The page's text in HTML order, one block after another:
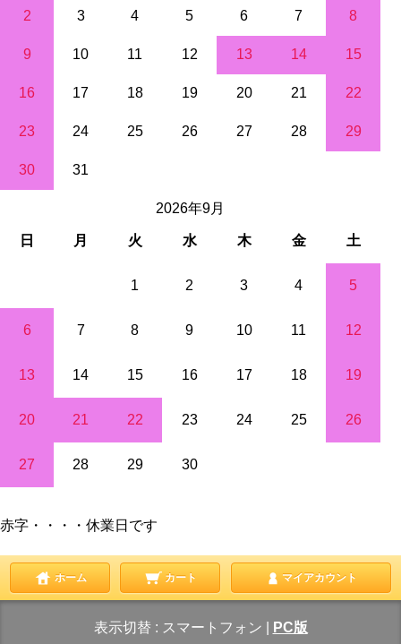
2 3 4 5 6 7 8
9 10 11 12 13 14 15
16 17 18 19 20 21 22
23 24 25 26 27 28 29
30 31
2026年9月
日 月 火 水 木 金 土
1 2 3 4 5
6 7 8 9 10 11 12
13 14 15 16 17 18 19
20 21 22 23 24 25 26
27 28 29 30
赤字・・・・休業日です
ホーム カート マイアカウント
表示切替 : スマートフォン PC版